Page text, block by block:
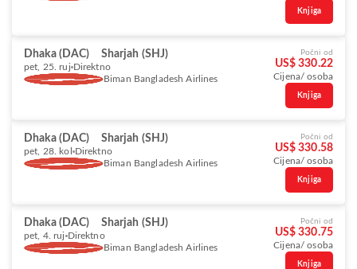
Knjiga
Dhaka (DAC) Sharjah (SHJ)
pet, 25. ruj Direktno
Biman Bangladesh Airlines
Počni od
US$ 330.22
Cijena/ osoba
Knjiga
Dhaka (DAC) Sharjah (SHJ)
pet, 28. kol Direktno
Biman Bangladesh Airlines
Počni od
US$ 330.58
Cijena/ osoba
Knjiga
Dhaka (DAC) Sharjah (SHJ)
pet, 4. ruj Direktno
Biman Bangladesh Airlines
Počni od
US$ 330.75
Cijena/ osoba
Knjiga